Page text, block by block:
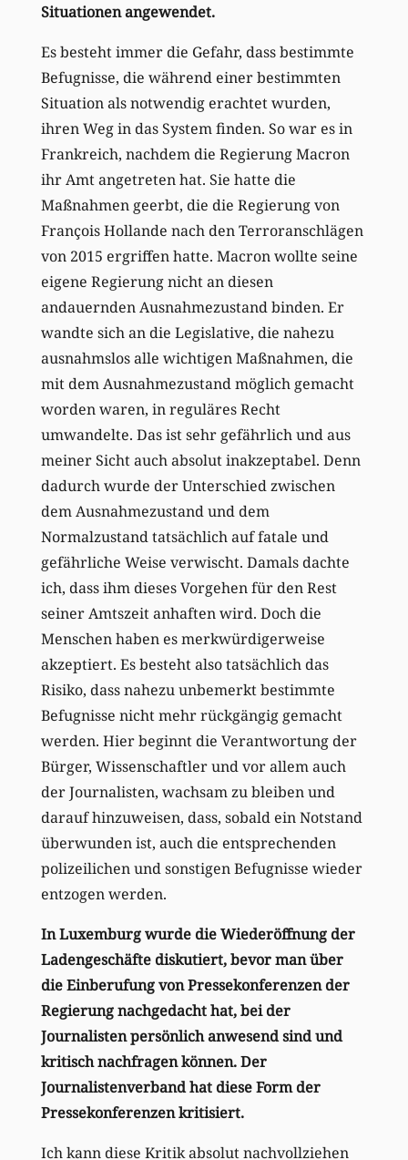
Situationen angewendet.
Es besteht immer die Gefahr, dass bestimmte
Befugnisse, die während einer bestimmten
Situation als notwendig erachtet wurden,
ihren Weg in das System finden. So war es in
Frankreich, nachdem die Regierung Macron
ihr Amt angetreten hat. Sie hatte die
Maßnahmen geerbt, die die Regierung von
François Hollande nach den Terroranschlägen
von 2015 ergriffen hatte. Macron wollte seine
eigene Regierung nicht an diesen
andauernden Ausnahmezustand binden. Er
wandte sich an die Legislative, die nahezu
ausnahmslos alle wichtigen Maßnahmen, die
mit dem Ausnahmezustand möglich gemacht
worden waren, in reguläres Recht
umwandelte. Das ist sehr gefährlich und aus
meiner Sicht auch absolut inakzeptabel. Denn
dadurch wurde der Unterschied zwischen
dem Ausnahmezustand und dem
Normalzustand tatsächlich auf fatale und
gefährliche Weise verwischt. Damals dachte
ich, dass ihm dieses Vorgehen für den Rest
seiner Amtszeit anhaften wird. Doch die
Menschen haben es merkwürdigerweise
akzeptiert. Es besteht also tatsächlich das
Risiko, dass nahezu unbemerkt bestimmte
Befugnisse nicht mehr rückgängig gemacht
werden. Hier beginnt die Verantwortung der
Bürger, Wissenschaftler und vor allem auch
der Journalisten, wachsam zu bleiben und
darauf hinzuweisen, dass, sobald ein Notstand
überwunden ist, auch die entsprechenden
polizeilichen und sonstigen Befugnisse wieder
entzogen werden.
In Luxemburg wurde die Wiederöffnung der
Ladengeschäfte diskutiert, bevor man über
die Einberufung von Pressekonferenzen der
Regierung nachgedacht hat, bei der
Journalisten persönlich anwesend sind und
kritisch nachfragen können. Der
Journalistenverband hat diese Form der
Pressekonferenzen kritisiert.
Ich kann diese Kritik absolut nachvollziehen